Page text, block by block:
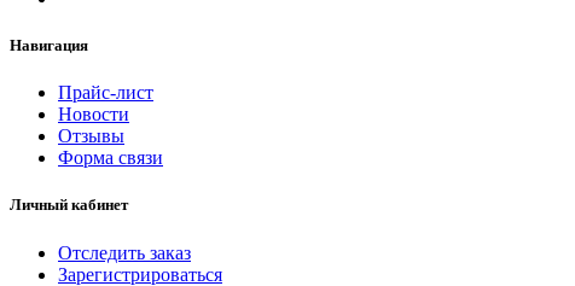
Навигация
Прайс-лист
Новости
Отзывы
Форма связи
Личный кабинет
Отследить заказ
Зарегистрироваться